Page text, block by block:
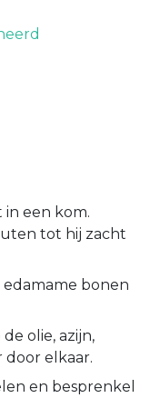
een kom.
tot hij zacht
edamame bonen
olie, azijn,
elkaar.
en besprenkel